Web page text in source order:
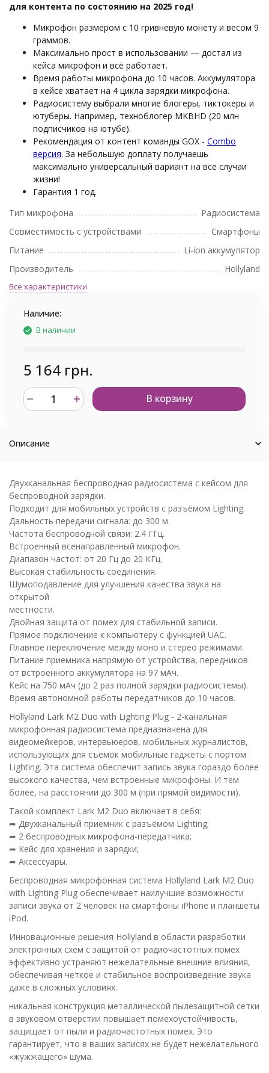
для контента по состоянию на 2025 год!
Микрофон размером с 10 гривневую монету и весом 9
граммов.
Максимально прост в использовании — достал из
кейса микрофон и всё работает.
Время работы микрофона до 10 часов. Аккумулятора
в кейсе хватает на 4 цикла зарядки микрофона.
Радиосистему выбрали многие блогеры, тиктокеры и
ютуберы. Например, техноблогер MKBHD (20 млн
подписчиков на ютубе).
Рекомендация от контент команды GOX - Combo
версия. За небольшую доплату получаешь
максимально универсальный вариант на все случаи
жизни!
Гарантия 1 год.
Тип микрофона
Радиосистема
Совместимость с устройствами
Смартфоны
Питание
Li-ion аккумулятор
Производитель
Hollyland
Все характеристики
Наличие:
В наличии
5 164 грн.
В корзину
Описание
Двухканальная беспроводная радиосистема с кейсом для
беспроводной зарядки.
Подходит для мобильных устройств с разъёмом Lighting.
Дальность передачи сигнала: до 300 м.
Частота беспроводной связи: 2.4 ГГц.
Встроенный всенаправленный микрофон.
Диапазон частот: от 20 Гц до 20 КГц.
Высокая стабильность соединения.
Шумоподавление для улучшения качества звука на
открытой
местности.
Двойная защита от помех для стабильной записи.
Прямое подключение к компьютеру с функцией UAC.
Плавное переключение между моно и стерео режимами.
Питание приемника напрямую от устройства, передников
от встроенного аккумулятора на 97 мАч.
Кейс на 750 мАч (до 2 раз полной зарядки радиосистемы).
Время автономной работы передатчиков до 10 часов.
Hollyland Lark M2 Duo with Lighting Plug - 2-канальная
микрофонная радиосистема предназначена для
видеомейкеров, интервьюеров, мобильных журналистов,
использующих для съемок мобильные гаджеты с портом
Lighting. Эта система обеспечит запись звука гораздо более
высокого качества, чем встроенные микрофоны. И тем
более, на расстоянии до 300 м (при прямой видимости).
Такой комплект Lark M2 Duo включает в себя:
➦ Двухканальный приемник с разъёмом Lighting;
➦ 2 беспроводных микрофона-передатчика;
➦ Кейс для хранения и зарядки;
➦ Аксессуары.
Беспроводная микрофонная система Hollyland Lark M2 Duo
with Lighting Plug обеспечивает наилучшие возможности
записи звука от 2 человек на смартфоны iPhone и планшеты
iPod.
Инновационные решения Hollyland в области разработки
электронных схем с защитой от радиочастотных помех
эффективно устраняют нежелательные внешние влияния,
обеспечивая четкое и стабильное воспроизведение звука
даже в сложных условиях.
никальная конструкция металлической пылезащитной сетки
в звуковом отверстии повышает помехоустойчивость,
защищает от пыли и радиочастотных помех. Это
гарантирует, что в ваших записях не будет нежелательного
«жужжащего» шума.